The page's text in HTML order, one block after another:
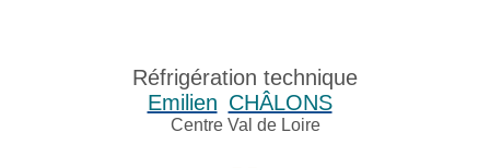
Réfrigération technique
Emilien CHÂLONS
Centre Val de Loire